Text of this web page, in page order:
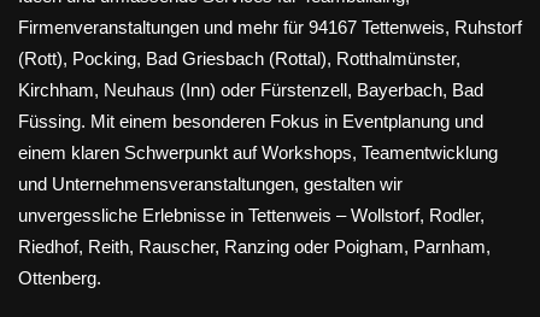
Firmenveranstaltungen und mehr für 94167 Tettenweis, Ruhstorf
(Rott), Pocking, Bad Griesbach (Rottal), Rotthalmünster,
Kirchham, Neuhaus (Inn) oder Fürstenzell, Bayerbach, Bad
Füssing. Mit einem besonderen Fokus in Eventplanung und
einem klaren Schwerpunkt auf Workshops, Teamentwicklung
und Unternehmensveranstaltungen, gestalten wir
unvergessliche Erlebnisse in Tettenweis – Wollstorf, Rodler,
Riedhof, Reith, Rauscher, Ranzing oder Poigham, Parnham,
Ottenberg.